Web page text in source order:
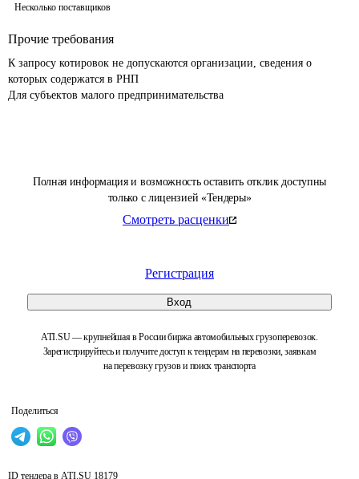
Полная информация и возможность оставить отклик доступны
только с лицензией «Тендеры»
Смотреть расценки
Регистрация
Вход
ATI.SU — крупнейшая в России биржа автомобильных грузоперевозок.
Зарегистрируйтесь и получите доступ к тендерам на перевозки, заявкам
на перевозку грузов и поиск транспорта
Поделиться
Несколько поставщиков
Прочие требования
К запросу котировок не допускаются организации, сведения о
которых содержатся в РНП
Для субъектов малого предпринимательства
ID тендера в ATI.SU 18179